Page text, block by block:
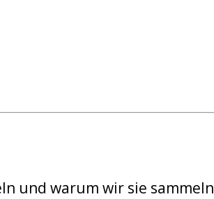
und warum wir sie sammeln